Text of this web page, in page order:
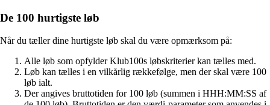
De 100 hurtigste løb
Når du tæller dine hurtigste løb skal du være opmærksom på:
Alle løb som opfylder Klub100s løbskriterier kan tælles med.
Løb kan tælles i en vilkårlig rækkefølge, men der skal være 100
løb ialt.
Der angives bruttotiden for 100 løb (summen i HHH:MM:SS af